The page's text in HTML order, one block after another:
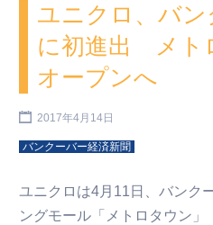
ユニクロ、バ
に初進出 メト
オープンへ
2017年4月14日
バンクーバー経済新聞
ユニクロは4月11日、バンク
ングモール「メトロタウン」